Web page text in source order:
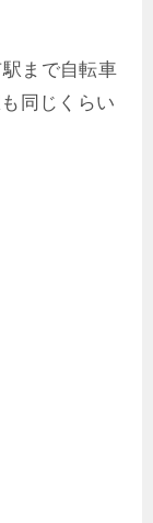
まで自転車
同じくらい